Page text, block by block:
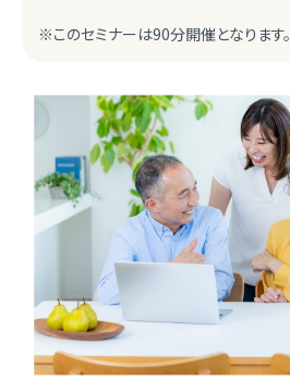
※このセミナーは90分開催となります。